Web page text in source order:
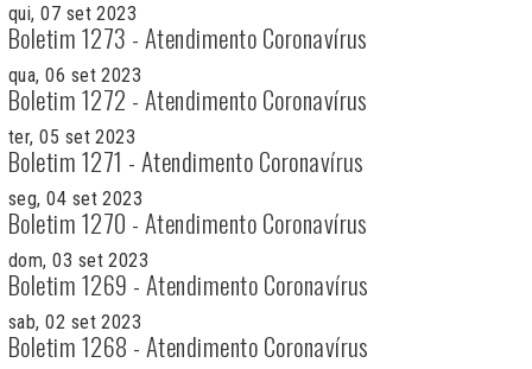
qui, 07 set 2023
Boletim 1273 - Atendimento Coronavírus
qua, 06 set 2023
Boletim 1272 - Atendimento Coronavírus
ter, 05 set 2023
Boletim 1271 - Atendimento Coronavírus
seg, 04 set 2023
Boletim 1270 - Atendimento Coronavírus
dom, 03 set 2023
Boletim 1269 - Atendimento Coronavírus
sab, 02 set 2023
Boletim 1268 - Atendimento Coronavírus